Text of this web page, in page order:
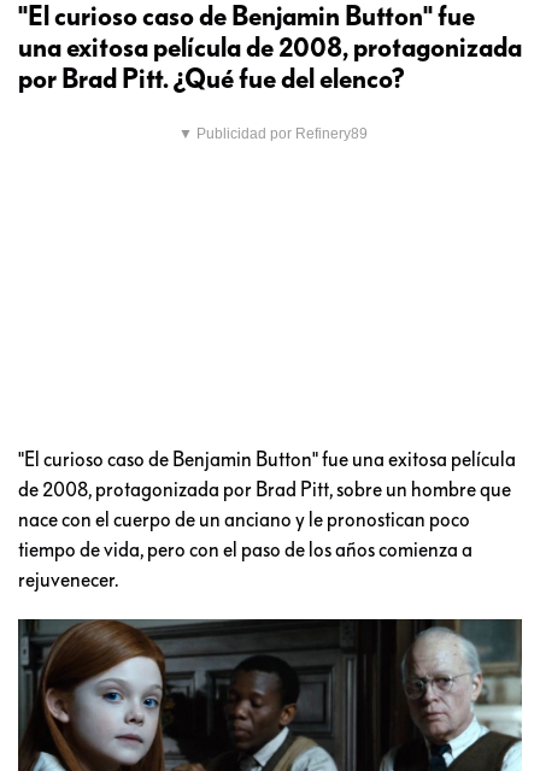
"El curioso caso de Benjamin Button" fue
una exitosa película de 2008, protagonizada
por Brad Pitt. ¿Qué fue del elenco?
▼ Publicidad por Refinery89
"El curioso caso de Benjamin Button" fue una exitosa película
de 2008, protagonizada por Brad Pitt, sobre un hombre que
nace con el cuerpo de un anciano y le pronostican poco
tiempo de vida, pero con el paso de los años comienza a
rejuvenecer.